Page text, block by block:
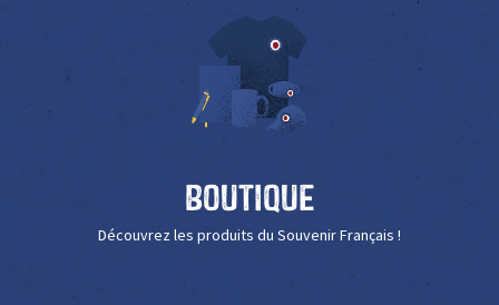
Boutique
Découvrez les produits du Souvenir Français !